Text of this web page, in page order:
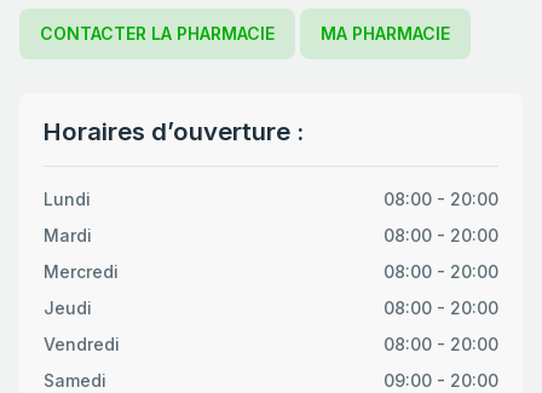
CONTACTER LA PHARMACIE MA PHARMACIE
Horaires d’ouverture :
Lundi
08:00 - 20:00
Mardi
08:00 - 20:00
Mercredi
08:00 - 20:00
Jeudi
08:00 - 20:00
Vendredi
08:00 - 20:00
Samedi
09:00 - 20:00